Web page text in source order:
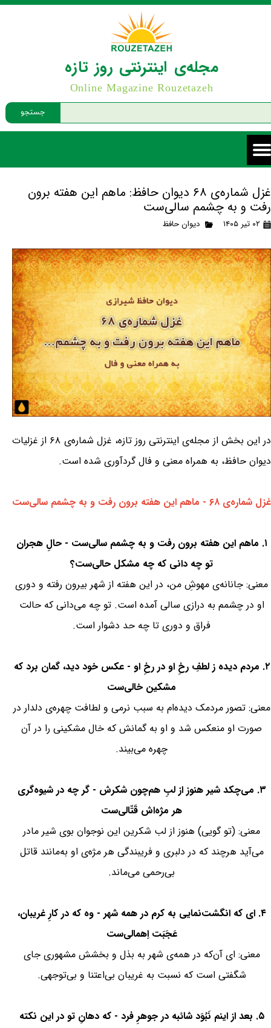
جستجو
مجله‌ی اینترنتی روز تازه
Online Magazine Rouzetazeh
غزل شماره‌ی ۶۸ دیوان حافظ: ماهم این هفته برون
رفت و به چشمم سالی‌ست
۰۲ تیر ۱۴۰۵ دیوان حافظ
در این بخش از مجله‌ی اینترنتی روز تازه، غزل شماره‌ی ۶۸ از غزلیات
دیوان حافظ، به همراه معنی و فال گردآوری شده است.
غزل شماره‌ی ۶۸ - ماهم این هفته برون رفت و به چشمم سالی‌ست
۱. ماهم این هفته برون رفت و به چشمم سالی‌ست - حالِ هجران
تو چه دانی که چه مشکل حالی‌ست؟
معنی: جانانه‌ی مهوشِ من، در این هفته از شهر بیرون رفته و دوری
او در چشمم به درازی سالی آمده است. تو چه می‌دانی که حالت
فراق و دوری تا چه حد دشوار است.
۲. مردم دیده ز لطفِ رخِ او در رخِ او - عکس خود دید، گمان برد که
مشکین خالی‌ست
معنی: تصور مردمک دیده‌ام به سبب نرمی و لطافت چهره‌ی‌ دلدار در
صورت او منعکس شد و او به گمانش که خال مشکینی را در آن
چهره می‌بیند.
۳. می‌چکد شیر هنوز از لبِ هم‌چون شکرش - گر چه در شیوه‌گری
هر مژه‌اش قَتّالی‌ست
معنی: (تو گویی) هنوز از لب شکرین این نوجوان بوی شیر مادر
می‌آید هرچند که در دلبری و فریبندگی هر مژه‌ی او به‌مانند قاتل
بی‌رحمی می‌ماند.
۴. ای که انگشت‌نمایی به کرم در همه شهر - وه که در کارِ غریبان،
عَجَبَت اِهمالی‌ست
معنی: ای آن‌که در همه‌ی شهر به بذل و بخشش مشهوری جای
شگفتی است که نسبت به غریبان بی‌اعتنا و بی‌توجهی.
۵. بعد از اینم نَبُوَد شائبه در جوهرِ فرد - که دهانِ تو در این نکته